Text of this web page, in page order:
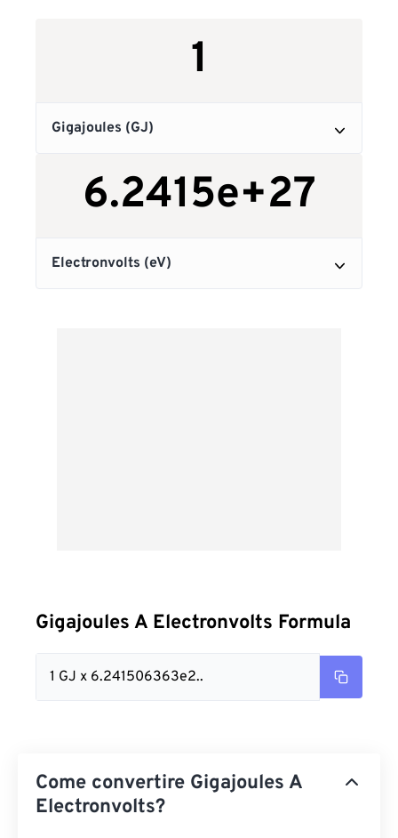
Gigajoules A Electronvolts Formula
1 GJ x 6.241506363e2..
Come convertire Gigajoules A
Electronvolts?